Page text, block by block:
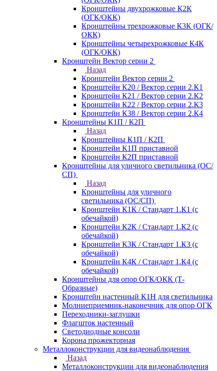
Кронштейны двухрожковые К2К
(ОГК/ОКК)
Кронштейны трехрожковые К3К (ОГК/
ОКК)
Кронштейны четырехрожковые К4К
(ОГК/ОКК)
Кронштейн Вектор серии 2
Назад
Кронштейн Вектор серии 2
Кронштейн К20 / Вектор серии 2.К1
Кронштейн К21 / Вектор серии 2.К2
Кронштейн К22 / Вектор серии 2.К3
Кронштейн К38 / Вектор серии 2.К4
Кронштейны К1П / К2П
Назад
Кронштейны К1П / К2П
Кронштейн К1П приставной
Кронштейн К2П приставной
Кронштейны для уличного светильника (ОС/
СП)
Назад
Кронштейны для уличного
светильника (ОС/СП)
Кронштейн К1К / Стандарт 1.К1 (с
обечайкой)
Кронштейн К2К / Стандарт 1.К2 (с
обечайкой)
Кронштейн К3К / Стандарт 1.К3 (с
обечайкой)
Кронштейн К4К / Стандарт 1.К4 (с
обечайкой)
Кронштейны для опор ОГК/ОКК (Т-
Образные)
Кронштейн настенный К1Н для светильника
Молниеприемник-наконечник для опор ОГК
Переходники-заглушки
Флагшток настенный
Светодиодные консоли
Корона прожекторная
Металлоконструкции для видеонаблюдения
Назад
Металлоконструкции для видеонаблюдения